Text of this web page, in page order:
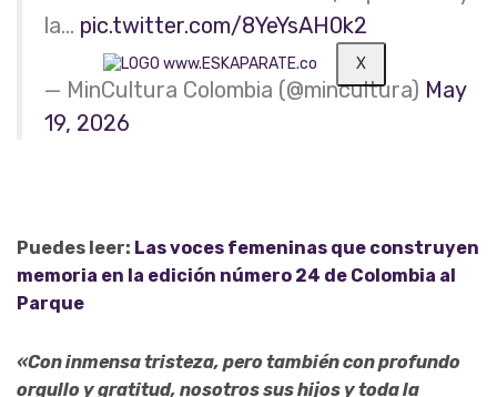
X
la… pic.twitter.com/8YeYsAH0k2
— MinCultura Colombia (@mincultura) May
19, 2026
Puedes leer: Las voces femeninas que construyen
memoria en la edición número 24 de Colombia al
Parque
«Con inmensa tristeza, pero también con profundo
orgullo y gratitud, nosotros sus hijos y toda la